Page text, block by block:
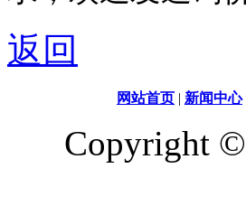
返回
网站首页 | 新闻中心
Copyright